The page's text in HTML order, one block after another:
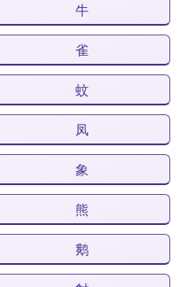
牛
雀
蚊
凤
象
熊
鹅